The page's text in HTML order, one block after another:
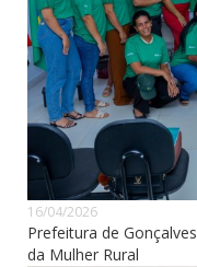
16/04/2026
Prefeitura de
da Mulher Rural